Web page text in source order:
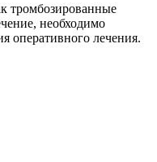
тромбозированные
необходимо
оперативного лечения.